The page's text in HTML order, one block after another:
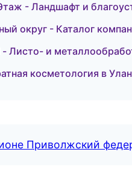
- Ландшафт и
округ - Каталог
Листо- и
косметология в
Приволжский